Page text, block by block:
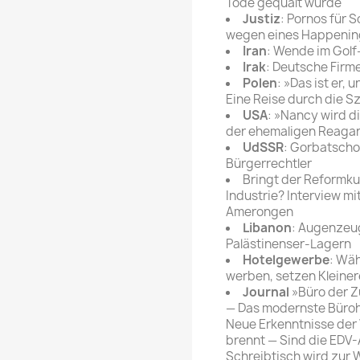
Justiz: Pornos für
wegen eines
Iran: Wende im
Irak: Deutsche
Polen: »Das ist er,
Eine Reise durch die
USA: »Nancy wird
der ehemaligen
UdSSR:
Bürgerrechtler
Bringt der
Industrie? Interview
Amerongen
Libanon:
Palästinenser-Lagern
Hotelgewerbe:
werben, setzen
Journal »Büro der
— Das modernste
Neue Erkenntnisse
brennt — Sind die
Schreibtisch wird zur